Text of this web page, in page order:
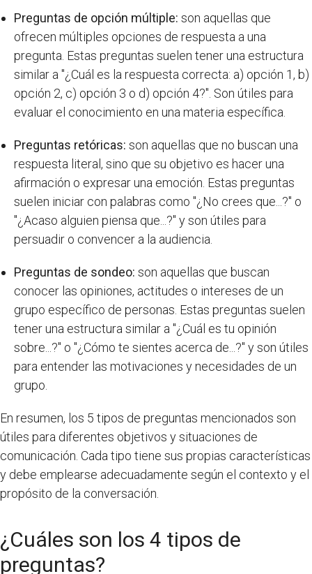
Preguntas de opción múltiple: son aquellas que
ofrecen múltiples opciones de respuesta a una
pregunta. Estas preguntas suelen tener una estructura
similar a "¿Cuál es la respuesta correcta: a) opción 1, b)
opción 2, c) opción 3 o d) opción 4?". Son útiles para
evaluar el conocimiento en una materia específica.
Preguntas retóricas: son aquellas que no buscan una
respuesta literal, sino que su objetivo es hacer una
afirmación o expresar una emoción. Estas preguntas
suelen iniciar con palabras como "¿No crees que...?" o
"¿Acaso alguien piensa que...?" y son útiles para
persuadir o convencer a la audiencia.
Preguntas de sondeo: son aquellas que buscan
conocer las opiniones, actitudes o intereses de un
grupo específico de personas. Estas preguntas suelen
tener una estructura similar a "¿Cuál es tu opinión
sobre...?" o "¿Cómo te sientes acerca de...?" y son útiles
para entender las motivaciones y necesidades de un
grupo.
En resumen, los 5 tipos de preguntas mencionados son
útiles para diferentes objetivos y situaciones de
comunicación. Cada tipo tiene sus propias características
y debe emplearse adecuadamente según el contexto y el
propósito de la conversación.
¿Cuáles son los 4 tipos de
preguntas?